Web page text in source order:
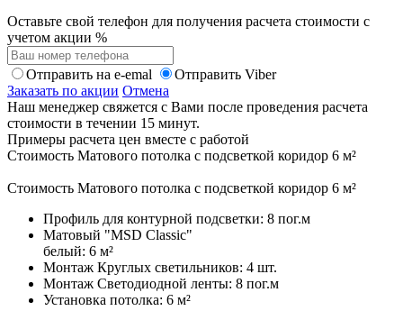
Оставьте свой телефон для получения расчета стоимости с
учетом акции %
Отправить на e-emal
Отправить Viber
Заказать по акции Отмена
Наш менеджер свяжется с Вами после проведения расчета
стоимости в течении 15 минут.
Примеры расчета цен вместе с работой
Стоимость Матового потолка с подсветкой коридор 6 м²
Стоимость Матового потолка с подсветкой коридор 6 м²
Профиль для контурной подсветки: 8 пог.м
Матовый "MSD Classic"
белый: 6 м²
Монтаж Круглых светильников: 4 шт.
Монтаж Светодиодной ленты: 8 пог.м
Установка потолка: 6 м²